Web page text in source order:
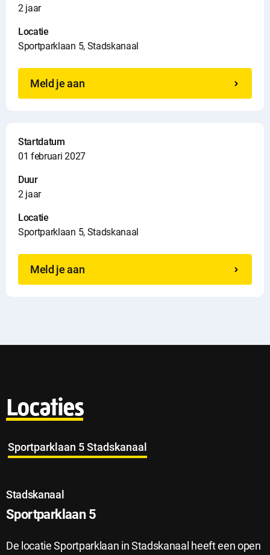
2 jaar
Locatie
Sportparklaan 5, Stadskanaal
Meld je aan
Startdatum
01 februari 2027
Duur
2 jaar
Locatie
Sportparklaan 5, Stadskanaal
Meld je aan
Locaties
Sportparklaan 5 Stadskanaal
Sportparklaan 5
Stadskanaal
De locatie Sportparklaan in Stadskanaal heeft een open